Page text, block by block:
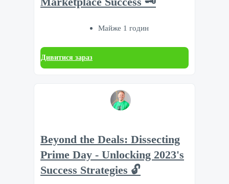
Майже 1 годин
Дивитися зараз
Beyond the Deals: Dissecting
Prime Day - Unlocking 2023's
Success Strategies 🔓